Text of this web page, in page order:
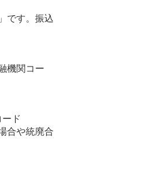
です。振込
機関コー
ド
合や統廃合